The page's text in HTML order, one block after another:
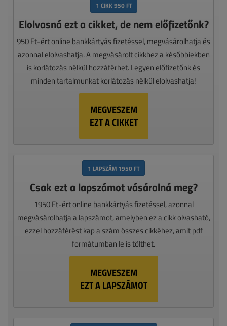
1 CIKK 950 FT
Elolvasná ezt a cikket, de nem előfizetőnk?
950 Ft-ért online bankkártyás fizetéssel, megvásárolhatja és
azonnal elolvashatja. A megvásárolt cikkhez a későbbiekben
is korlátozás nélkül hozzáférhet. Legyen előfizetőnk és
minden tartalmunkat korlátozás nélkül elolvashatja!
MEGVESZEM
EZT A CIKKET
1 LAPSZÁM 1950 FT
Csak ezt a lapszámot vásárolná meg?
1950 Ft-ért online bankkártyás fizetéssel, azonnal
megvásárolhatja a lapszámot, amelyben ez a cikk olvasható,
ezzel hozzáférést kap a szám összes cikkéhez, amit pdf
formátumban le is tölthet.
MEGVESZEM
EZT A LAPSZÁMOT